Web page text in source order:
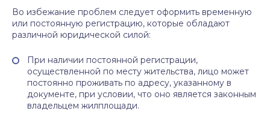
Во избежание проблем следует оформить временную
или постоянную регистрацию, которые обладают
различной юридической силой:
При наличии постоянной регистрации,
осуществленной по месту жительства, лицо может
постоянно проживать по адресу, указанному в
документе, при условии, что оно является законным
владельцем жилплощади.